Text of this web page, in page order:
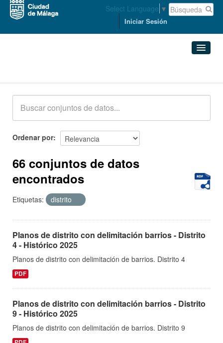
Select Language ▼
Iniciar Sesión
Acerca de
Ordenar por
66 conjuntos de datos
encontrados
Etiquetas: distrito
Planos de distrito con delimitación barrios - Distrito
4 - Histórico 2025
Planos de distrito con delimitación de barrios. Distrito 4
PDF
Planos de distrito con delimitación barrios - Distrito
9 - Histórico 2025
Planos de distrito con delimitación de barrios. Distrito 9